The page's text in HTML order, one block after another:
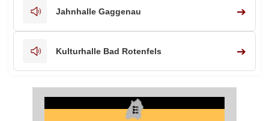
Jahnhalle Gaggenau ➔
Kulturhalle Bad Rotenfels ➔